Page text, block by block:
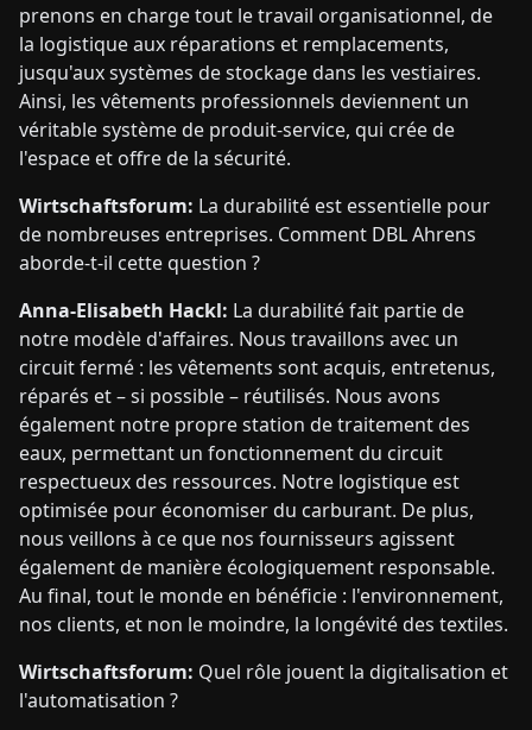
prenons en charge tout le travail organisationnel, de
la logistique aux réparations et remplacements,
jusqu'aux systèmes de stockage dans les vestiaires.
Ainsi, les vêtements professionnels deviennent un
véritable système de produit-service, qui crée de
l'espace et offre de la sécurité.
Wirtschaftsforum: La durabilité est essentielle pour
de nombreuses entreprises. Comment DBL Ahrens
aborde-t-il cette question ?
Anna-Elisabeth Hackl: La durabilité fait partie de
notre modèle d'affaires. Nous travaillons avec un
circuit fermé : les vêtements sont acquis, entretenus,
réparés et – si possible – réutilisés. Nous avons
également notre propre station de traitement des
eaux, permettant un fonctionnement du circuit
respectueux des ressources. Notre logistique est
optimisée pour économiser du carburant. De plus,
nous veillons à ce que nos fournisseurs agissent
également de manière écologiquement responsable.
Au final, tout le monde en bénéficie : l'environnement,
nos clients, et non le moindre, la longévité des textiles.
Wirtschaftsforum: Quel rôle jouent la digitalisation et
l'automatisation ?